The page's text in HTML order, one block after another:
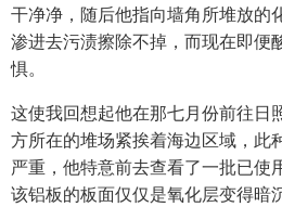
干净净，随后他指向墙角所堆放的
渗进去污渍擦除不掉，而现在即便
惧。
这使我回想起他在那七月份前往日
方所在的堆场紧挨着海边区域，此
严重，他特意前去查看了一批已使
该铝板的板面仅仅是氧化层变得暗